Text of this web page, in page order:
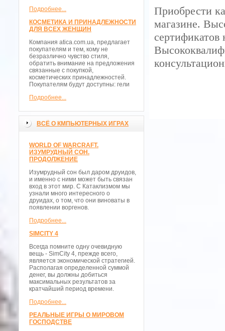
Подробнее...
КОСМЕТИКА И ПРИНАДЛЕЖНОСТИ
ДЛЯ ВСЕХ ЖЕНЩИН
Компания atica.com.ua, предлагает
покупателям и тем, кому не
безразлично чувство стиля,
обратить внимание на предложения
связанные с покупкой,
косметических принадлежностей.
Покупателям будут доступны: гели
Подробнее...
ВСЁ О КМПЬЮТЕРНЫХ ИГРАХ
WORLD OF WARCRAFT.
ИЗУМРУДНЫЙ СОН.
ПРОДОЛЖЕНИЕ
Изумрудный сон был даром друидов,
и именно с ними может быть связан
вход в этот мир. С Катаклизмом мы
узнали много интересного о
друидах, о том, что они виноваты в
появлении воргенов.
Подробнее...
SIMCITY 4
Всегда помните одну очевидную
вещь - SimCity 4, прежде всего,
является экономической стратегией.
Располагая определенной суммой
денег, вы должны добиться
максимальных результатов за
кратчайший период времени.
Подробнее...
РЕАЛЬНЫЕ ИГРЫ О МИРОВОМ
ГОСПОДСТВЕ
Приобрести
магазине.
сертификатов